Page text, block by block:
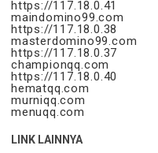
https://117.18.0.41
maindomino99.com
https://117.18.0.38
masterdomino99.com
https://117.18.0.37
championqq.com
https://117.18.0.40
hematqq.com
murniqq.com
menuqq.com
LINK LAINNYA